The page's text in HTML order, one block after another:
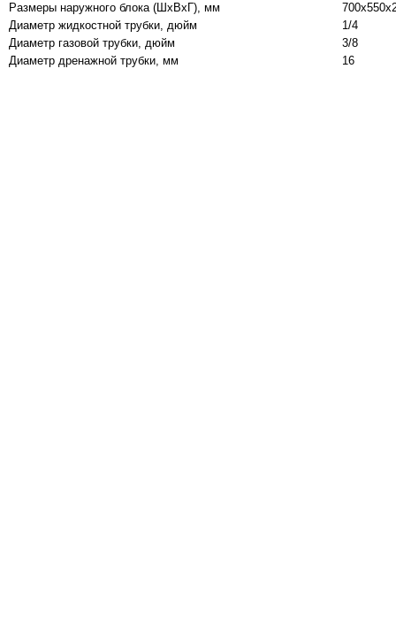
Размеры наружного блока (ШхВхГ), мм
Диаметр жидкостной трубки, дюйм
1/4
Диаметр газовой трубки, дюйм
3/8
Диаметр дренажной трубки, мм
16